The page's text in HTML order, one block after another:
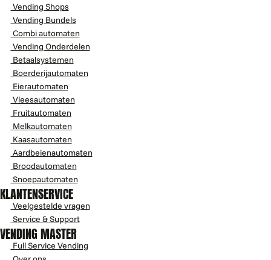
Vending Shops
Vending Bundels
Combi automaten
Vending Onderdelen
Betaalsystemen
Boerderijautomaten
Eierautomaten
Vleesautomaten
Fruitautomaten
Melkautomaten
Kaasautomaten
Aardbeienautomaten
Broodautomaten
Snoepautomaten
KLANTENSERVICE
Veelgestelde vragen
Service & Support
VENDING MASTER
Full Service Vending